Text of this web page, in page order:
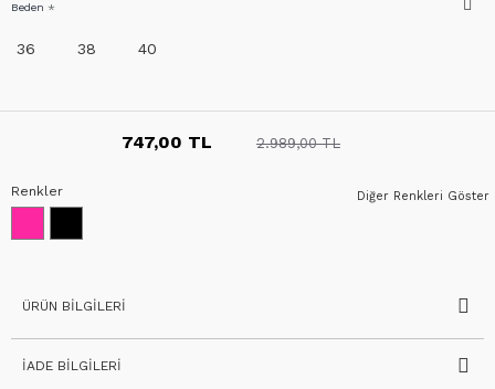
747,00 TL 2.989,00 TL
Beden
36 38 40
Diğer Renkleri Göster
Renkler
ÜRÜN BILGILERI
İADE BILGILERI